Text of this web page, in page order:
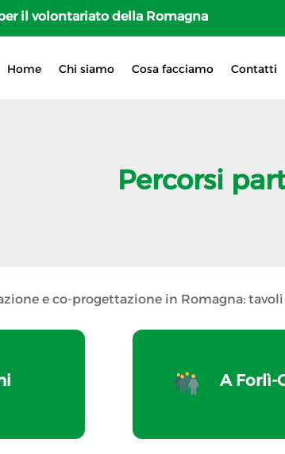
il volontariato della Romagna
Home Chi siamo Cosa facciamo Contatti
Percorsi
e co-progettazione in Romagna:
A Forlì-